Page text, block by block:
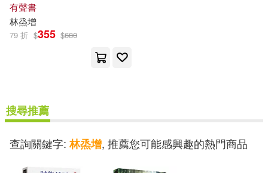
適合手機平板閱讀(2)
現在可購買商品(5)
作者/演唱/譯/編/繪(5)
有聲書
林烝增
79 折 $355 $680
搜尋推薦
查詢關鍵字:林烝增, 推薦您可能感興趣的熱門商品